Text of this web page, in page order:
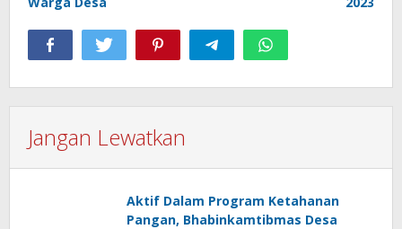
Jangan Lewatkan
Aktif Dalam Program Ketahanan
Pangan, Bhabinkamtibmas Desa